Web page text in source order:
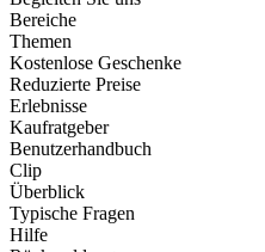
Bereiche
Themen
Kostenlose Geschenke
Reduzierte Preise
Erlebnisse
Kaufratgeber
Benutzerhandbuch
Clip
Überblick
Typische Fragen
Hilfe